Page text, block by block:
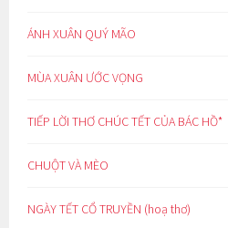
ÁNH XUÂN QUÝ MÃO
MÙA XUÂN ƯỚC VỌNG
TIẾP LỜI THƠ CHÚC TẾT CỦA BÁC HỒ*
CHUỘT VÀ MÈO
NGÀY TẾT CỔ TRUYỀN (hoạ thơ)